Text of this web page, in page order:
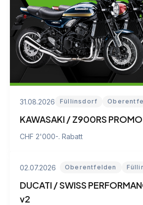
31.08.2026 Füllinsdorf
KAWASAKI / Z900RS PROMO
CHF 2'000-. Rabatt
02.07.2026 Oberentfelden
DUCATI / SWISS
v2